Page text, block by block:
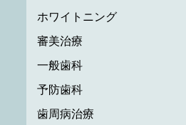
ホワイトニング
審美治療
一般歯科
予防歯科
歯周病治療